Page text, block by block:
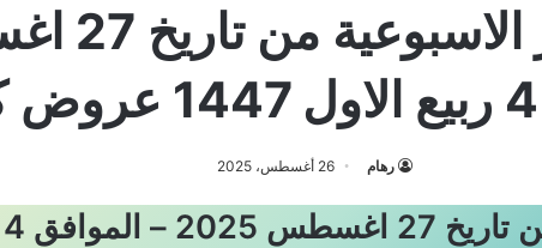
رهام 26 أغسطس، 2025